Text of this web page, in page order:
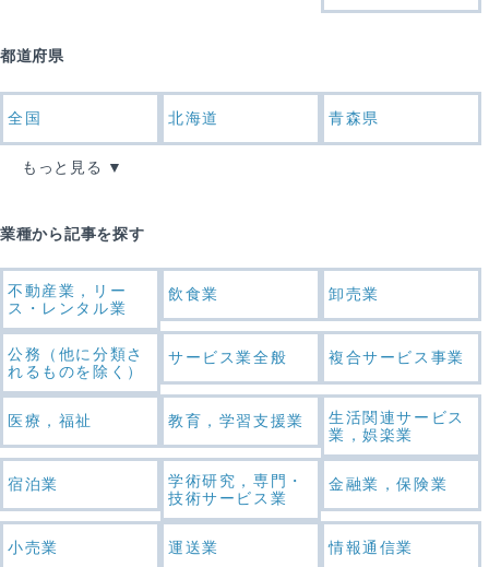
都道府県
全国 北海道 青森県
もっと見る
業種から記事を探す
不動産業，リー
ス・レンタル業
飲食業 卸売業
公務（他に分類さ
れるものを除く）
サービス業全般 複合サービス事業
医療，福祉 教育，学習支援業
生活関連サービス
業，娯楽業
宿泊業
学術研究，専門・
技術サービス業
金融業，保険業
小売業 運送業 情報通信業